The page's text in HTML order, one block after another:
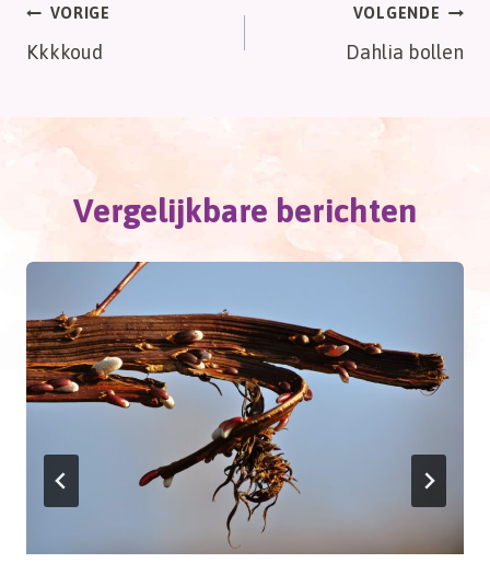
Bericht
navigatie
VORIGE
Kkkkoud
VOLGENDE
Dahlia bollen
Vergelijkbare berichten